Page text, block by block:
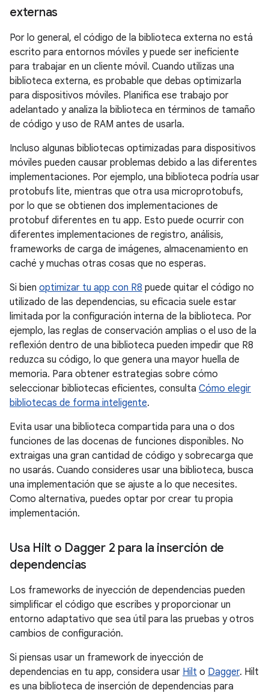
externas
Por lo general, el código de la biblioteca externa no está
escrito para entornos móviles y puede ser ineficiente
para trabajar en un cliente móvil. Cuando utilizas una
biblioteca externa, es probable que debas optimizarla
para dispositivos móviles. Planifica ese trabajo por
adelantado y analiza la biblioteca en términos de tamaño
de código y uso de RAM antes de usarla.
Incluso algunas bibliotecas optimizadas para dispositivos
móviles pueden causar problemas debido a las diferentes
implementaciones. Por ejemplo, una biblioteca podría usar
protobufs lite, mientras que otra usa microprotobufs,
por lo que se obtienen dos implementaciones de
protobuf diferentes en tu app. Esto puede ocurrir con
diferentes implementaciones de registro, análisis,
frameworks de carga de imágenes, almacenamiento en
caché y muchas otras cosas que no esperas.
Si bien optimizar tu app con R8 puede quitar el código no
utilizado de las dependencias, su eficacia suele estar
limitada por la configuración interna de la biblioteca. Por
ejemplo, las reglas de conservación amplias o el uso de la
reflexión dentro de una biblioteca pueden impedir que R8
reduzca su código, lo que genera una mayor huella de
memoria. Para obtener estrategias sobre cómo
seleccionar bibliotecas eficientes, consulta Cómo elegir
bibliotecas de forma inteligente.
Evita usar una biblioteca compartida para una o dos
funciones de las docenas de funciones disponibles. No
extraigas una gran cantidad de código y sobrecarga que
no usarás. Cuando consideres usar una biblioteca, busca
una implementación que se ajuste a lo que necesites.
Como alternativa, puedes optar por crear tu propia
implementación.
Usa Hilt o Dagger 2 para la inserción de
dependencias
Los frameworks de inyección de dependencias pueden
simplificar el código que escribes y proporcionar un
entorno adaptativo que sea útil para las pruebas y otros
cambios de configuración.
Si piensas usar un framework de inyección de
dependencias en tu app, considera usar Hilt o Dagger. Hilt
es una biblioteca de inserción de dependencias para